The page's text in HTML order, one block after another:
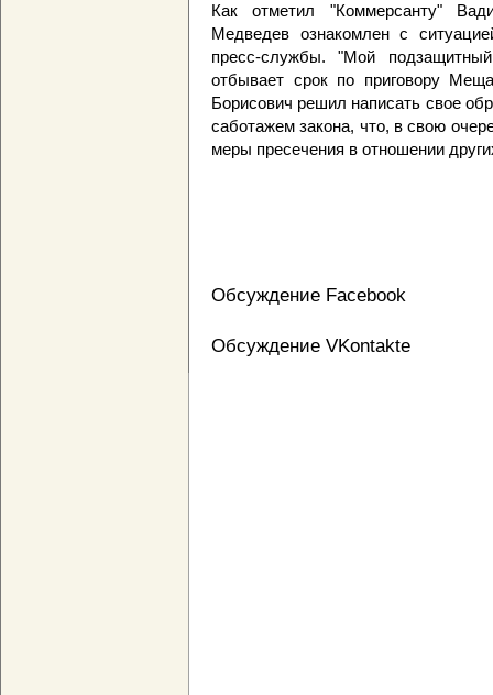
Как отметил "Коммерсанту"
Медведев ознакомлен с
пресс-службы. "Мой
отбывает срок по приговору
Борисович решил написать свое
саботажем закона, что, в свою
меры пресечения в отношении
Обсуждение Facebook
Обсуждение VKontakte